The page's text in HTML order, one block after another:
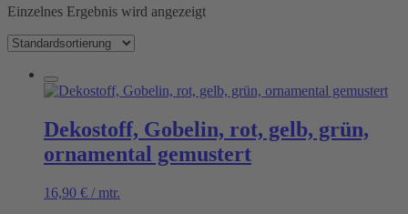
Einzelnes Ergebnis wird angezeigt
Dekostoff, Gobelin, rot, gelb, grün,
ornamental gemustert
16,90 € / mtr.